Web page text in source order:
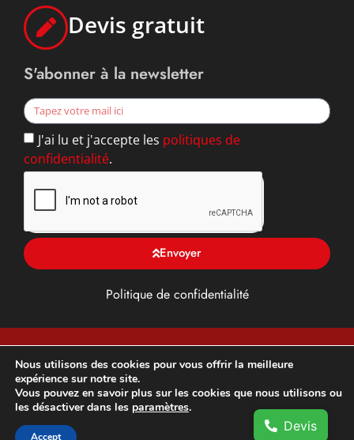
Devis
Devis gratuit
S'abonner à la newsletter
J'ai lu et j'accepte les politiques de
confidentialité.
Envoyer
Politique de confidentialité
TFG ALU, Toiture, façade et Gouttière en Yvelines (78),
franchisé DAL’ALU –Développement et optimisation SEO
parDM3 Marketing Digital
Nous utilisons des cookies pour vous offrir la meilleure
expérience sur notre site.
Vous pouvez en savoir plus sur les cookies que nous utilisons ou
les désactiver dans les paramètres.
Accept